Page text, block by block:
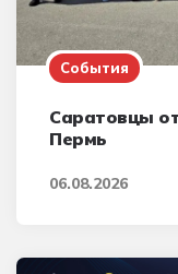
События
Саратовцы
Пермь
06.08.2026